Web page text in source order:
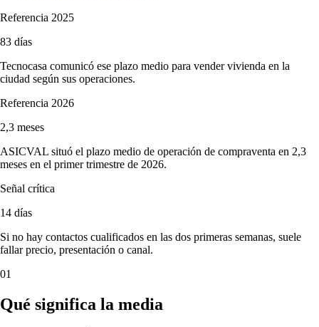
Referencia 2025
83 días
Tecnocasa comunicó ese plazo medio para vender vivienda en la
ciudad según sus operaciones.
Referencia 2026
2,3 meses
ASICVAL situó el plazo medio de operación de compraventa en 2,3
meses en el primer trimestre de 2026.
Señal crítica
14 días
Si no hay contactos cualificados en las dos primeras semanas, suele
fallar precio, presentación o canal.
01
Qué significa la media